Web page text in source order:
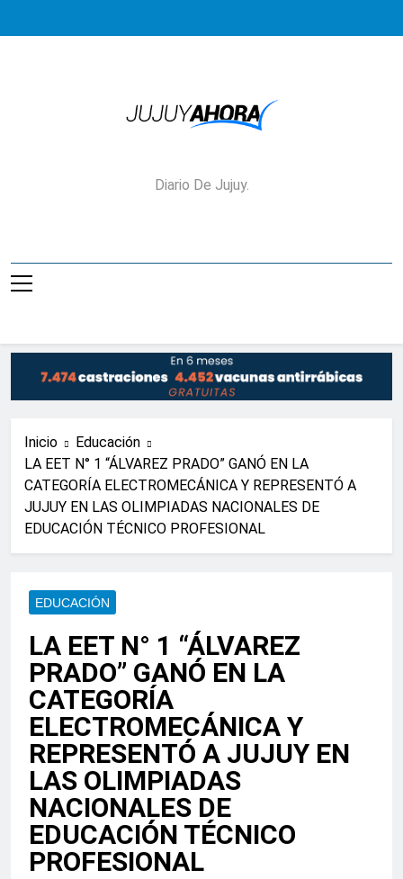
Jujuy Ahora!
Diario De Jujuy.
Inicio
Educación
LA EET N° 1 “ÁLVAREZ PRADO” GANÓ EN LA
CATEGORÍA ELECTROMECÁNICA Y REPRESENTÓ A
JUJUY EN LAS OLIMPIADAS NACIONALES DE
EDUCACIÓN TÉCNICO PROFESIONAL
EDUCACIÓN
LA EET N° 1 “ÁLVAREZ
PRADO” GANÓ EN LA
CATEGORÍA
ELECTROMECÁNICA Y
REPRESENTÓ A JUJUY EN
LAS OLIMPIADAS
NACIONALES DE
EDUCACIÓN TÉCNICO
PROFESIONAL